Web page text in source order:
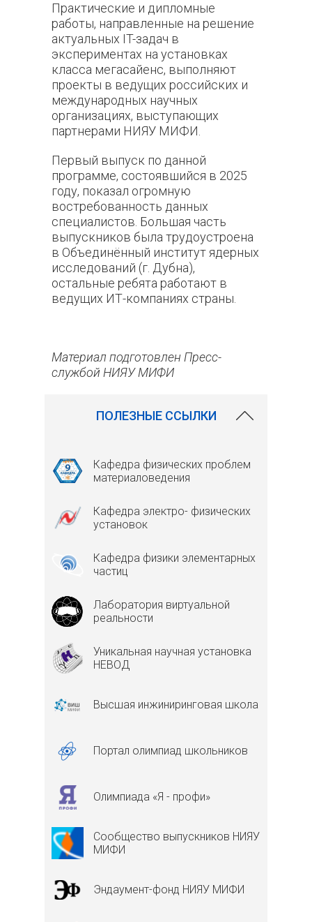
Практические и дипломные
работы, направленные на решение
актуальных IT-задач в
экспериментах на установках
класса мегасайенс, выполняют
проекты в ведущих российских и
международных научных
организациях, выступающих
партнерами НИЯУ МИФИ.
Первый выпуск по данной
программе, состоявшийся в 2025
году, показал огромную
востребованность данных
специалистов. Большая часть
выпускников была трудоустроена
в Объединённый институт ядерных
исследований (г. Дубна),
остальные ребята работают в
ведущих ИТ-компаниях страны.
Материал подготовлен Пресс-
службой НИЯУ МИФИ
ПОЛЕЗНЫЕ ССЫЛКИ
Кафедра физических проблем
материаловедения
Кафедра электро- физических
установок
Кафедра физики элементарных
частиц
Лаборатория виртуальной
реальности
Уникальная научная установка
НЕВОД
Высшая инжиниринговая школа
Портал олимпиад школьников
Олимпиада «Я - профи»
Сообщество выпускников НИЯУ
МИФИ
Эндаумент-фонд НИЯУ МИФИ